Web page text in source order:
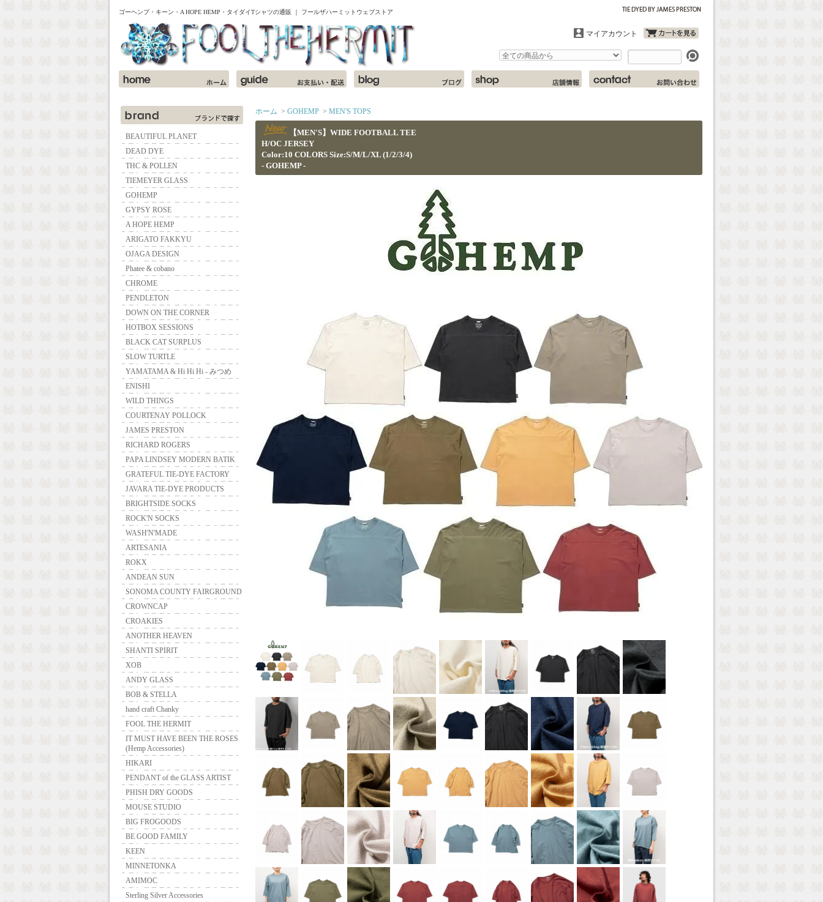
ゴーヘンプ・キーン・A HOPE HEMP・タイダイTシャツの通販 ｜ フールザハーミットウェブストア
マイアカウント
BEAUTIFUL PLANET
DEAD DYE
THC & POLLEN
TIEMEYER GLASS
GOHEMP
GYPSY ROSE
A HOPE HEMP
ARIGATO FAKKYU
OJAGA DESIGN
Phatee & cobano
CHROME
PENDLETON
DOWN ON THE CORNER
HOTBOX SESSIONS
BLACK CAT SURPLUS
SLOW TURTLE
YAMATAMA & Hi Hi Hi - みつめ
ENISHI
WILD THINGS
COURTENAY POLLOCK
JAMES PRESTON
RICHARD ROGERS
PAPA LINDSEY MODERN BATIK
GRATEFUL TIE-DYE FACTORY
JAVARA TIE-DYE PRODUCTS
BRIGHTSIDE SOCKS
ROCK'N SOCKS
WASH'N'MADE
ARTESANIA
ROKX
ANDEAN SUN
SONOMA COUNTY FAIRGROUND
CROWNCAP
CROAKIES
ANOTHER HEAVEN
SHANTI SPIRIT
XOB
ANDY GLASS
BOB & STELLA
hand craft Chanky
FOOL THE HERMIT
IT MUST HAVE BEEN THE ROSES
(Hemp Accessories)
HIKARI
PENDANT of the GLASS ARTIST
PHISH DRY GOODS
MOUSE STUDIO
BIG FROGOODS
BE GOOD FAMILY
KEEN
MINNETONKA
AMIMOC
Sterling Silver Accessories
ホーム > GOHEMP > MEN'S TOPS
【MEN'S】WIDE FOOTBALL TEE
H/OC JERSEY
Color:10 COLORS Size:S/M/L/XL (1/2/3/4)
- GOHEMP -